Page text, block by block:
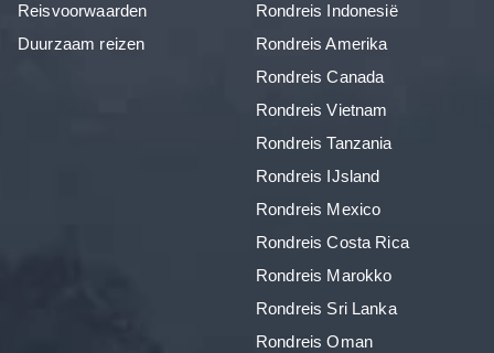
Reisvoorwaarden
Duurzaam reizen
Rondreis Indonesië
Rondreis Amerika
Rondreis Canada
Rondreis Vietnam
Rondreis Tanzania
Rondreis IJsland
Rondreis Mexico
Rondreis Costa Rica
Rondreis Marokko
Rondreis Sri Lanka
Rondreis Oman